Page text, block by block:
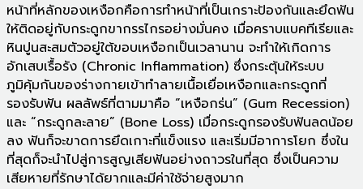
หน้าที่หลักของเหงือกคือการทำหน้าที่เป็นเกราะป้องกันและยึดฟัน
ให้ติดอยู่กับกระดูกขากรรไกรอย่างมั่นคง เมื่อคราบแบคทีเรียและ
หินปูนสะสมตัวอยู่ใต้ขอบเหงือกเป็นเวลานาน จะทำให้เกิดการ
อักเสบเรื้อรัง (Chronic Inflammation) ซึ่งกระตุ้นให้ระบบ
ภูมิคุ้มกันของร่างกายเข้าทำลายเนื้อเยื่อเหงือกและกระดูกที่
รองรับฟัน ผลลัพธ์ที่ตามมาคือ “เหงือกร่น” (Gum Recession)
และ “กระดูกละลาย” (Bone Loss) เมื่อกระดูกรองรับฟันลดน้อย
ลง ฟันก็จะขาดการยึดเกาะที่แข็งแรง และเริ่มมีอาการโยก ซึ่งใน
ที่สุดก็จะนำไปสู่การสูญเสียฟันอย่างถาวรในที่สุด ซึ่งเป็นความ
เสียหายที่รักษาได้ยากและมีค่าใช้จ่ายสูงมาก